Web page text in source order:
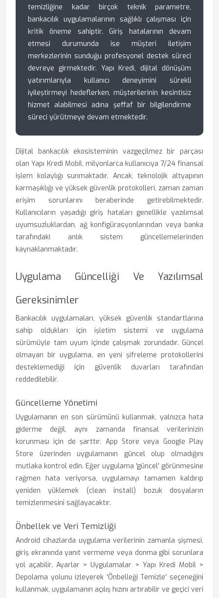
temizliğine kadar birçok teknik parametre,
bankacılık uygulamalarının sağlıklı çalışması için
kritik öneme sahiptir. Giriş hatalarının devam
etmesi durumunda ise müşteri iletişim
merkezlerinin sunduğu profesyonel destek süreci
devreye girmektedir. Yapı Kredi, dijital dönüşüm
yatırımlarıyla kullanıcı deneyimini sürekli
iyileştirmeyi hedeflerken, müşterilerinin kesintisiz
hizmet alabilmesi adına şeffaf bir bilgilendirme
süreci yürütmeye devam etmektedir.
Dijital bankacılık ekosisteminin vazgeçilmez bir parçası
olan Yapı Kredi Mobil, milyonlarca kullanıcıya 7/24 finansal
işlem kolaylığı sunmaktadır. Ancak, teknolojik altyapının
karmaşıklığı ve yüksek güvenlik protokolleri, zaman zaman
erişim sorunlarını beraberinde getirebilmektedir.
Kullanıcıların yaşadığı giriş hataları genellikle yazılımsal
uyumsuzluklardan, ağ konfigürasyonlarından veya banka
tarafındaki anlık sistem güncellemelerinden
kaynaklanmaktadır.
Uygulama Güncelliği Ve Yazılımsal
Gereksinimler
Bankacılık uygulamaları, yüksek güvenlik standartlarına
sahip oldukları için işletim sistemi ve uygulama
sürümüyle tam uyum içinde çalışmak zorundadır. Güncel
olmayan bir uygulama, en yeni şifreleme protokollerini
desteklemediği için güvenlik duvarları tarafından
reddedilebilir.
Güncelleme Yönetimi
Uygulamanın en son sürümünü kullanmak, yalnızca hata
giderme değil, aynı zamanda finansal verilerinizin
korunması için de şarttır. App Store veya Google Play
Store üzerinden uygulamanın güncel olup olmadığını
mutlaka kontrol edin. Eğer uygulama 'güncel' görünmesine
rağmen hata veriyorsa, uygulamayı tamamen kaldırıp
yeniden yüklemek (clean install) bozuk dosyaların
temizlenmesini sağlayacaktır.
Önbellek ve Veri Temizliği
Android cihazlarda uygulama verilerinin zamanla şişmesi,
giriş ekranında yanıt vermeme veya donma gibi sorunlara
yol açabilir. Ayarlar > Uygulamalar > Yapı Kredi Mobil >
Depolama yolunu izleyerek 'Önbelleği Temizle' seçeneğini
kullanmak, uygulamanın açılış hızını artırabilir ve geçici veri